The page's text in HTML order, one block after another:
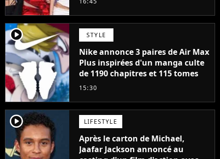
player2 STYLE
Nike annonce 3 paires de Air Max
Plus inspirées d'un manga culte
de 1190 chapitres et 115 tomes
15:30
player2 LIFESTYLE
Après le carton de Michael,
Jaafar Jackson annoncé au